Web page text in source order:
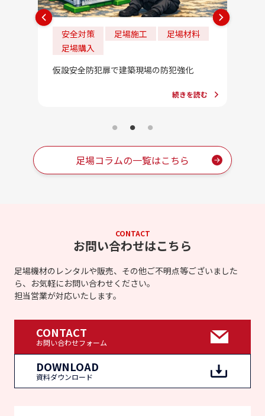
安全対策 足場施工
足場材料
足場購入
仮設安全防犯扉で建築現場の防犯強化
続きを読む
足場コラムの一覧はこちら
CONTACT
お問い合わせはこちら
足場機材のレンタルや販売、その他ご不明点等ございました
ら、お気軽にお問い合わせください。
担当営業が対応いたします。
DOWNLOAD
資料ダウンロード
CONTACT
お問い合わせフォーム